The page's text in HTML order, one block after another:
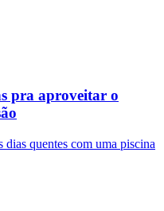
pra aproveitar o
quentes com uma piscina